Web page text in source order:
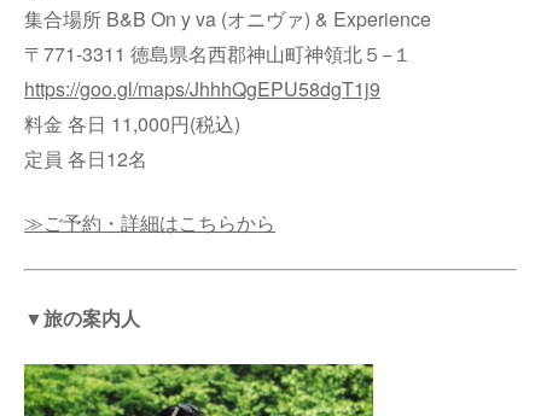
集合場所 B&B On y va (オニヴァ) & Experience
〒771-3311 徳島県名西郡神山町神領北５−１
https://goo.gl/maps/JhhhQgEPU58dgT1j9
料金 各日 11,000円(税込)
定員 各日12名
≫ご予約・詳細はこちらから
▼旅の案内人